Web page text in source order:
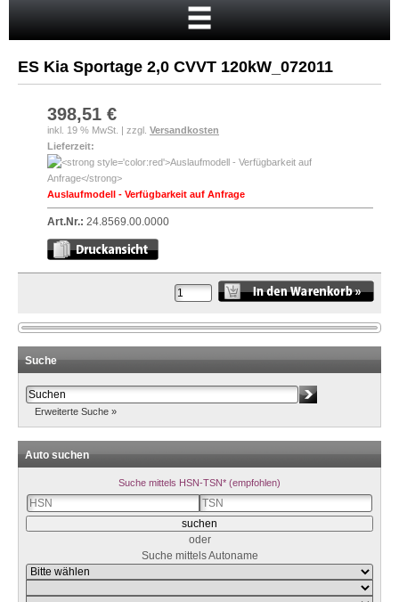
Mein Konto
Neukunde?
Kasse
Anmelden
ES Kia Sportage 2,0 CVVT 120kW_072011
398,51 €
inkl. 19 % MwSt. | zzgl. Versandkosten
Lieferzeit:
Auslaufmodell - Verfügbarkeit auf Anfrage
Art.Nr.: 24.8569.00.0000
Suche
Erweiterte Suche »
Auto suchen
Suche mittels HSN-TSN* (empfohlen)
oder
Suche mittels Autoname